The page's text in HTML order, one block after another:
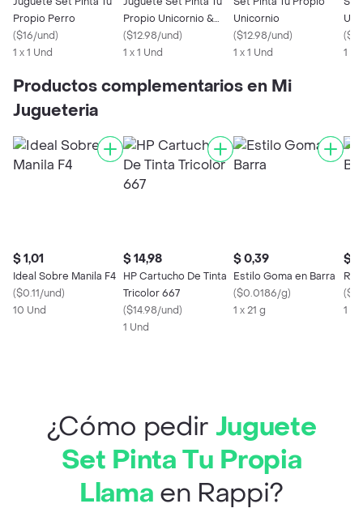
Propio Perro
($16/und)
1 x 1 Und
Propio Unicornio &
Caballo
($12.98/und)
1 x 1 Und
Unicornio
($12.98/und)
1 x 1 Und
(
1 x
Productos complementarios en Mi
Jugueteria
$ 1,01
Ideal Sobre Manila F4
($0.11/und)
10 Und
$ 14,98
HP Cartucho De Tinta
Tricolor 667
($14.98/und)
1 Und
$ 0,39
Estilo Goma en Barra
($0.0186/g)
1 x 21 g
$
(
1 X
¿Cómo pedir Juguete
Set Pinta Tu Propia
Llama en Rappi?